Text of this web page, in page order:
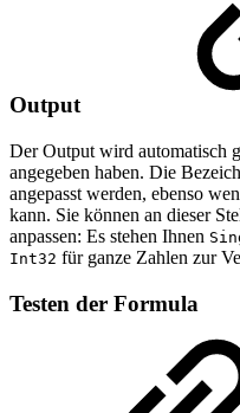
Output
Der Output wird automatisch
angegeben haben. Die
angepasst werden, ebenso
kann. Sie können an dieser
anpassen: Es stehen Ihnen
Int32 für ganze Zahlen zur
Testen der Formula